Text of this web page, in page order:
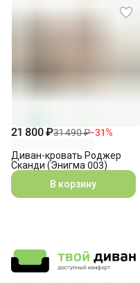
21 800 ₽31 490 ₽−31%
Диван-кровать Роджер
Сканди (Энигма 003)
В корзину